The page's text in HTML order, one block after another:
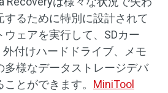
するために特別に設計されて
ェアを実行して、SDカー
外付けハードドライブ、メモ
多様なデータストレージデバ
とができます。 MiniTool